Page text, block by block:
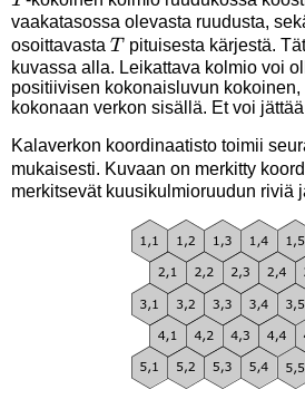
vaakatasossa olevasta ruudusta,
osoittavasta T
T pituisesta kärjestä.
kuvassa alla. Leikattava kolmio voi
positiivisen kokonaisluvun kokoinen,
kokonaan verkon sisällä. Et voi
Kalaverkon koordinaatisto toimii
mukaisesti. Kuvaan on merkitty
merkitsevät kuusikulmioruudun riviä